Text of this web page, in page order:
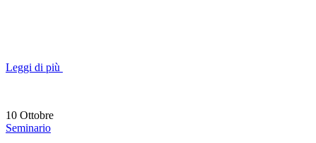
Leggi di più
10 Ottobre
Seminario